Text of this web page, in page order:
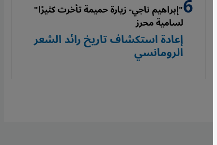
"إبراهيم ناجي- زيارة حميمة تأخرت كثيرًا"
لسامية محرز
إعادة استكشاف تاريخ رائد الشعر
الرومانسي